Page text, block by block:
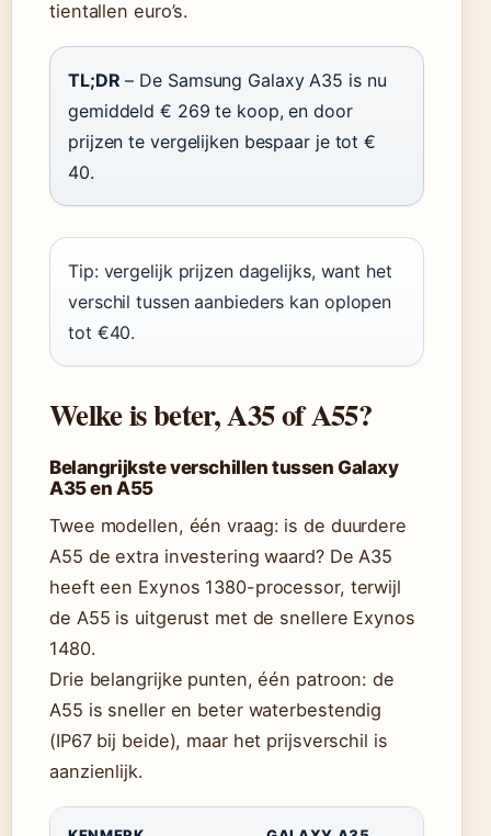
tientallen euro’s.
TL;DR – De Samsung Galaxy A35 is nu
gemiddeld € 269 te koop, en door
prijzen te vergelijken bespaar je tot €
40.
Tip: vergelijk prijzen dagelijks, want het
verschil tussen aanbieders kan oplopen
tot €40.
Welke is beter, A35 of A55?
Belangrijkste verschillen tussen Galaxy
A35 en A55
Twee modellen, één vraag: is de duurdere
A55 de extra investering waard? De A35
heeft een Exynos 1380-processor, terwijl
de A55 is uitgerust met de snellere Exynos
1480.
Drie belangrijke punten, één patroon: de
A55 is sneller en beter waterbestendig
(IP67 bij beide), maar het prijsverschil is
aanzienlijk.